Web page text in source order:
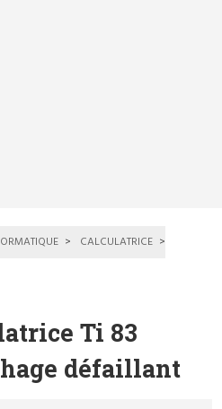
CALCULATRICE
Ti 83
défaillant